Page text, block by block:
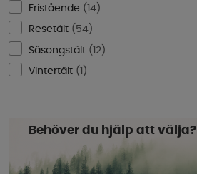
Fristående ( 14)
Resetält ( 54)
Säsongstält (12 )
Vintertält (1 )
Behöver du hjälp att välja?